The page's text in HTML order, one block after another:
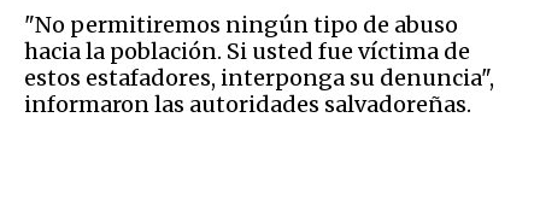
"No permitiremos ningún tipo de abuso
hacia la población. Si usted fue víctima de
estos estafadores, interponga su denuncia",
informaron las autoridades salvadoreñas.